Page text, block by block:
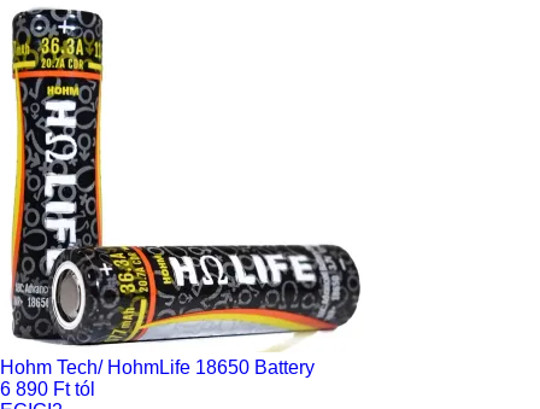
Hohm Tech/ HohmLife 18650 Battery
6 890 Ft tól